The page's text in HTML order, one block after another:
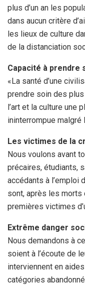
plus d’un an les
dans aucun critère
les lieux de culture
de la distanciation
Capacité à prendre
«La santé d’une
prendre soin des
l’art et la culture une
ininterrompue
Les victimes de la
Nous voulons avant
précaires, étudiants,
accédants à l’emploi
sont, après les
premières victimes
Extrême danger
Nous demandons à
soient à l’écoute de
interviennent en
catégories